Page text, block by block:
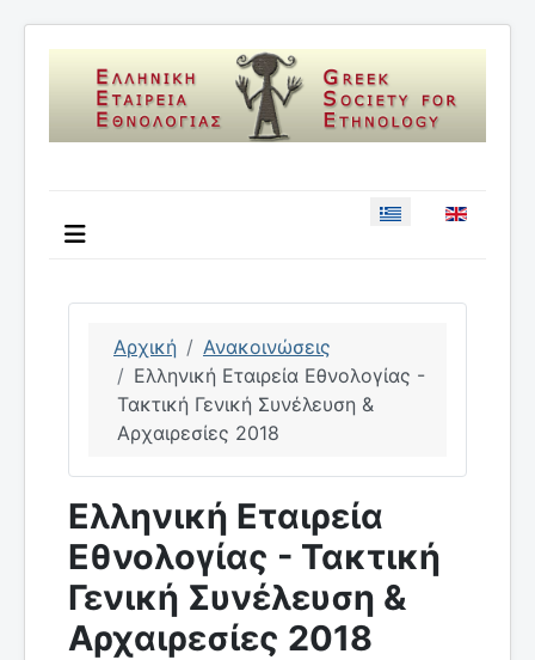
Επιλέξτε τη
Αρχική
Ανακοινώσεις
Ελληνική Εταιρεία Εθνολογίας -
Τακτική Γενική Συνέλευση &
Αρχαιρεσίες 2018
Ελληνική Εταιρεία
Εθνολογίας - Τακτική
Γενική Συνέλευση &
Αρχαιρεσίες 2018